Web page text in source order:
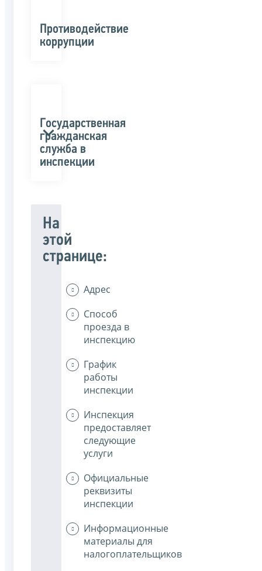
Противодействие
коррупции
Государственная
гражданская
служба в
инспекции
На
этой
странице:
Адрес
Способ
проезда в
инспекцию
График
работы
инспекции
Инспекция
предоставляет
следующие
услуги
Официальные
реквизиты
инспекции
Информационные
материалы для
налогоплательщиков